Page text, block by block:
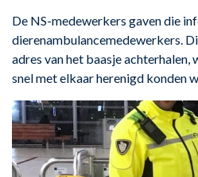
De NS-medewerkers gaven die
dierenambulancemedewerkers.
adres van het baasje achterhalen,
snel met elkaar herenigd konden